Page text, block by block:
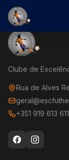
Clube de
Rua de Alves
+351 919 613 611